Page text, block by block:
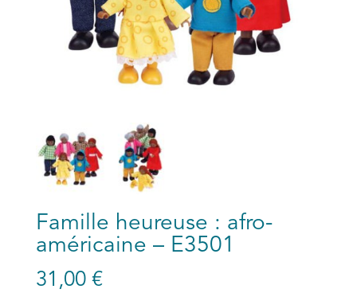
Famille heureuse : afro-
américaine – E3501
31,00 €